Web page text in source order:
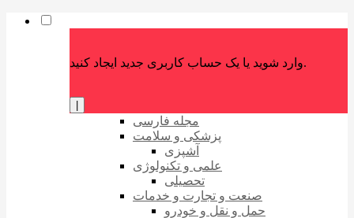
وارد شوید یا یک حساب کاربری جدید ایجاد کنید.
مجله فارسی
پزشکی و سلامت
آشپزی
علمی و تکنولوژی
تحصیلی
صنعت و تجارت و خدمات
حمل و نقل و خودرو